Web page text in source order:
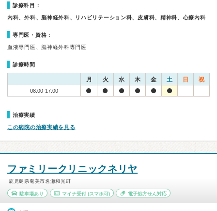
診療科目：
内科、外科、脳神経外科、リハビリテーション科、皮膚科、精神科、心療内科
専門医・資格：
血液専門医、脳神経外科専門医
診療時間
月 火 水 木 金 土 日 祝
08:00-17:00
治療実績
この病院の治療実績を見る
ファミリークリニックネリヤ
鹿児島県奄美市名瀬和光町
駐車場あり マイナ受付(スマホ可) 電子処方せん対応